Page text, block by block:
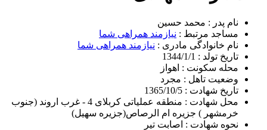
نام پدر : محمد حسین
مساجد مرتبط : نیازمند همراهی شما
نام خانوادگی مادری : نیازمند همراهی شما
تاریخ تولد : 1344/1/1
محله سکونت : اهواز
وضعیت تاهل : مجرد
تاریخ شهادت : 1365/10/5
محل شهادت :
منطقه عملیاتی کربلای 4 - غرب اروند (جنوب
خرمشهر ) جزیره ام الرصاص(جزیره سهیل)
نحوه شهادت : اصابت تیر